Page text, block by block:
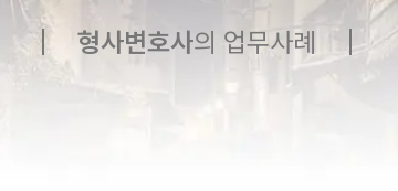
형사변호사의 업무사례